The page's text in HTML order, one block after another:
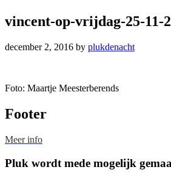
vincent-op-vrijdag-25-11-
december 2, 2016 by plukdenacht
Foto: Maartje Meesterberends
Footer
Meer info
Pluk wordt mede mogelijk